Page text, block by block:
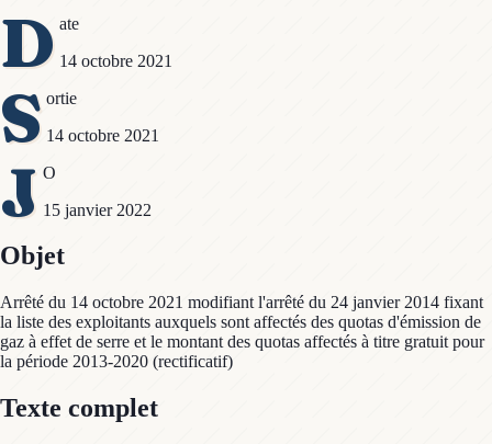
D ate
14 octobre 2021
S ortie
14 octobre 2021
J O
15 janvier 2022
Objet
Arrêté du 14 octobre 2021 modifiant l'arrêté du 24 janvier 2014 fixant
la liste des exploitants auxquels sont affectés des quotas d'émission de
gaz à effet de serre et le montant des quotas affectés à titre gratuit pour
la période 2013-2020 (rectificatif)
Texte complet